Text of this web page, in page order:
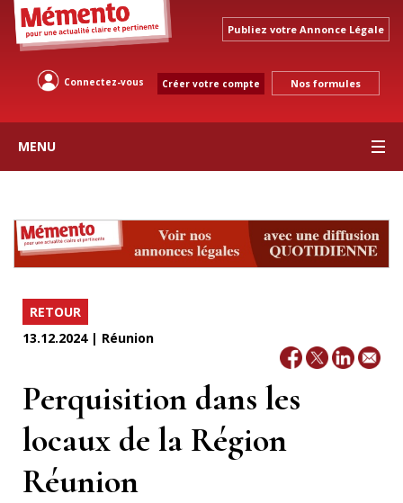
Publiez votre Annonce Légale
Connectez-vous Créer votre compte Nos formules
MENU
RETOUR
13.12.2024 | Réunion
Perquisition dans les
locaux de la Région
Réunion